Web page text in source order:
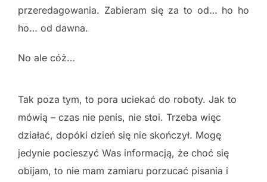
przeredagowania. Zabieram się za to od… ho ho
ho… od dawna.
No ale cóż…
Tak poza tym, to pora uciekać do roboty. Jak to
mówią – czas nie penis, nie stoi. Trzeba więc
działać, dopóki dzień się nie skończył. Mogę
jedynie pocieszyć Was informacją, że choć się
obijam, to nie mam zamiaru porzucać pisania i